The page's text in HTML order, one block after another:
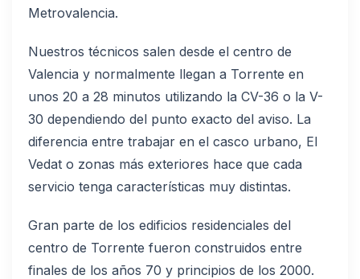
Metrovalencia.
Nuestros técnicos salen desde el centro de
Valencia y normalmente llegan a Torrente en
unos 20 a 28 minutos utilizando la CV-36 o la V-
30 dependiendo del punto exacto del aviso. La
diferencia entre trabajar en el casco urbano, El
Vedat o zonas más exteriores hace que cada
servicio tenga características muy distintas.
Gran parte de los edificios residenciales del
centro de Torrente fueron construidos entre
finales de los años 70 y principios de los 2000.